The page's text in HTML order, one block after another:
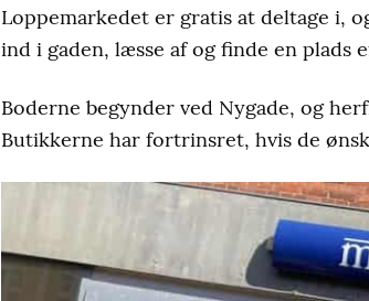
Loppemarkedet er gratis at deltage i,
ind i gaden, læsse af og finde en
Boderne begynder ved Nygade, og
Butikkerne har fortrinsret, hvis de